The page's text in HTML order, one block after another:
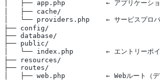
│   ├── app.php          ← アプリケーショ
│   ├── cache/
│   └── providers.php    ← サービスプロバ
├── config/
├── database/
├── public/
│   └── index.php        ← エントリーポイ
├── resources/
├── routes/
│   ├── web.php          ← Webルート（デフ